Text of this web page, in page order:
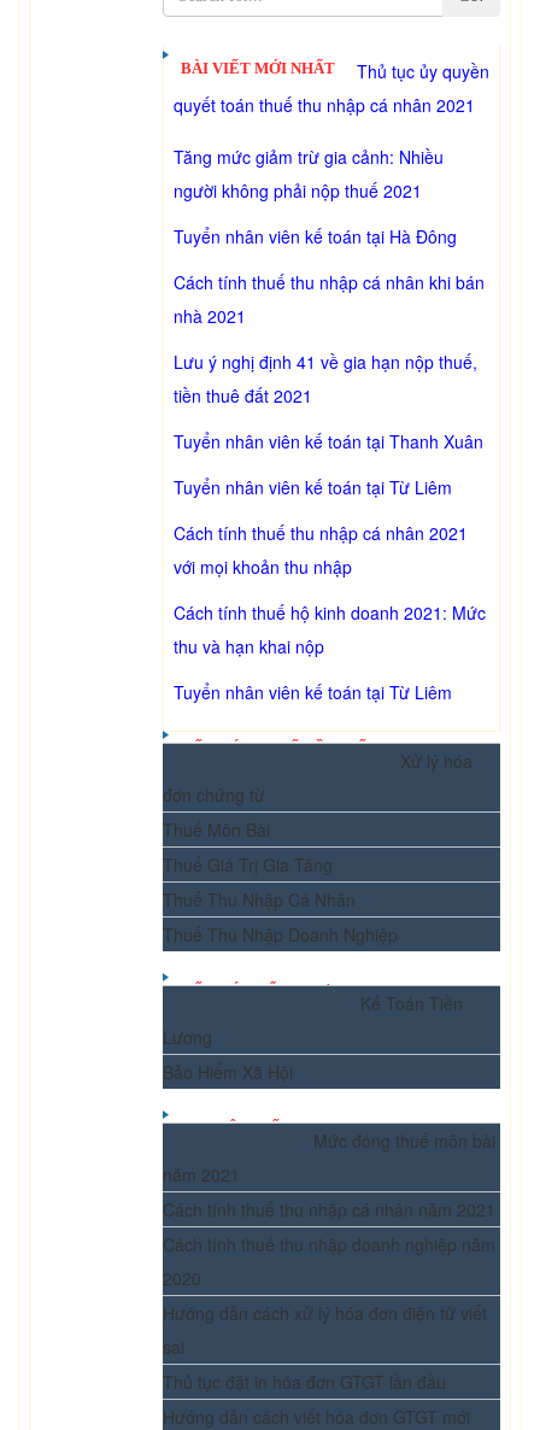
BÀI VIẾT MỚI NHẤT
Thủ tục ủy quyền
quyết toán thuế thu nhập cá nhân 2021
Tăng mức giảm trừ gia cảnh: Nhiều
người không phải nộp thuế 2021
Tuyển nhân viên kế toán tại Hà Đông
Cách tính thuế thu nhập cá nhân khi bán
nhà 2021
Lưu ý nghị định 41 về gia hạn nộp thuế,
tiền thuê đất 2021
Tuyển nhân viên kế toán tại Thanh Xuân
Tuyển nhân viên kế toán tại Từ Liêm
Cách tính thuế thu nhập cá nhân 2021
với mọi khoản thu nhập
Cách tính thuế hộ kinh doanh 2021: Mức
thu và hạn khai nộp
Tuyển nhân viên kế toán tại Từ Liêm
KẾ TOÁN THUẾ CẦN BIẾT
Xử lý hóa
đơn chứng từ
Thuế Môn Bài
Thuế Giá Trị Gia Tăng
Thuế Thu Nhập Cá Nhân
Thuế Thu Nhập Doanh Nghiệp
KẾ TOÁN TỔNG HỢP
Kế Toán Tiền
Lương
Bảo Hiểm Xã Hội
BẠN NÊN BIẾT
Mức đóng thuế môn bài
năm 2021
Cách tính thuế thu nhập cá nhân năm 2021
Cách tính thuế thu nhập doanh nghiệp năm
2020
Hướng dẫn cách xử lý hóa đơn điện tử viết
sai
Thủ tục đặt in hóa đơn GTGT lần đầu
Hướng dẫn cách viết hóa đơn GTGT mới